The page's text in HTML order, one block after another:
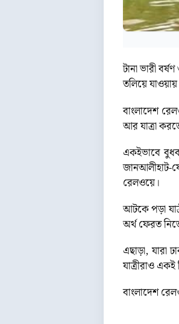
টানা ভারী
তলিয়ে
বাংলাদেশ
আর যাত্রা
একইভাবে
জানআলীহাট-
রেলওয়ে।
আটকে পড়া
অর্থ ফেরত
এছাড়া, যারা
যাত্রীরাও
বাংলাদেশ